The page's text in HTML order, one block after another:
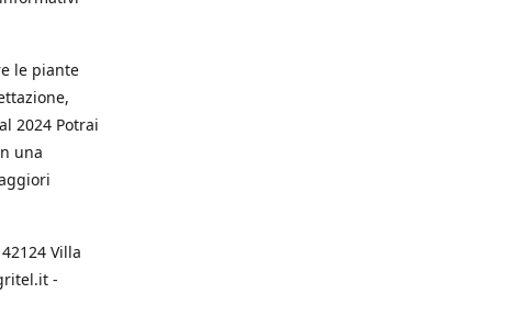
le piante
2024 Potrai
una
Villa
-